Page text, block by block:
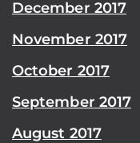
December 2017
November 2017
October 2017
September 2017
August 2017